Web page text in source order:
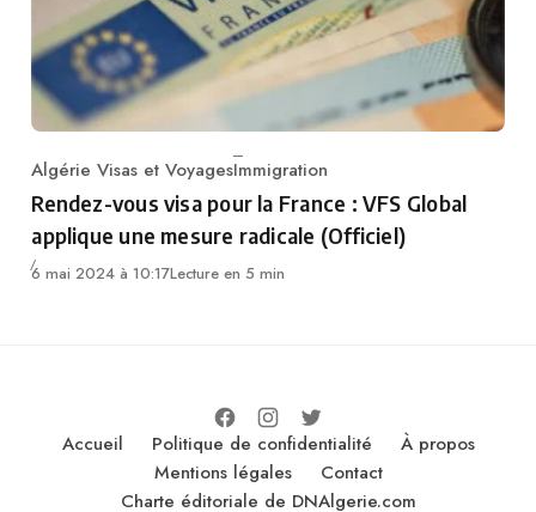
Category
Algérie Visas et VoyagesImmigration
Rendez-vous visa pour la France : VFS Global
applique une mesure radicale (Officiel)
6 mai 2024 à 10:17Lecture en 5 min
Accueil Politique de confidentialité
À propos
Mentions légales
Contact
Charte éditoriale de DNAlgerie.com